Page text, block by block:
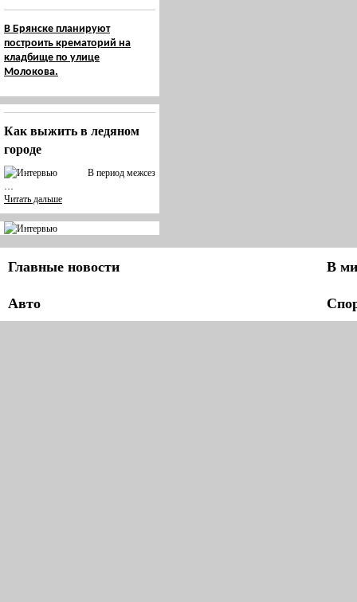
В Брянске планируют
построить крематорий на
кладбище по улице
Молокова.
Как выжить в ледяном
городе
В период межсез
…
Читать дальше
Главные новости
В
Авто